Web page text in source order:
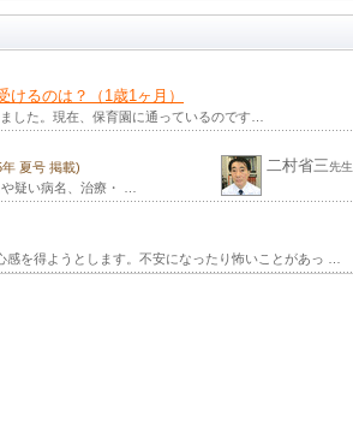
遊び」。これは、幼児の代表的な遊びの１つですね …
、けっこうストレスがたまっているはず。 「スト …
…それは多くの人が経験していることではないでしょ …
ち大人もそうです。ほめられると「もっとがんばろ …
るのは？（1歳1ヶ月）
した。現在、保育園に通っているのです…
夏号 掲載)
疑い病名、治療・ …
二村省三先生
を得ようとします。不安になったり怖いことがあっ …